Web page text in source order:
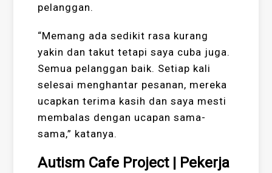
pelanggan.
“Memang ada sedikit rasa kurang
yakin dan takut tetapi saya cuba juga.
Semua pelanggan baik. Setiap kali
selesai menghantar pesanan, mereka
ucapkan terima kasih dan saya mesti
membalas dengan ucapan sama-
sama,” katanya.
Autism Cafe Project | Pekerja